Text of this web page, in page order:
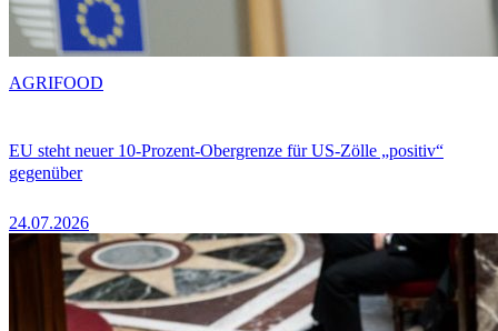
EU steht neuer 10-Prozent-Obergrenze für US-Zölle „positiv“
gegenüber
24.07.2026
AGRIFOOD